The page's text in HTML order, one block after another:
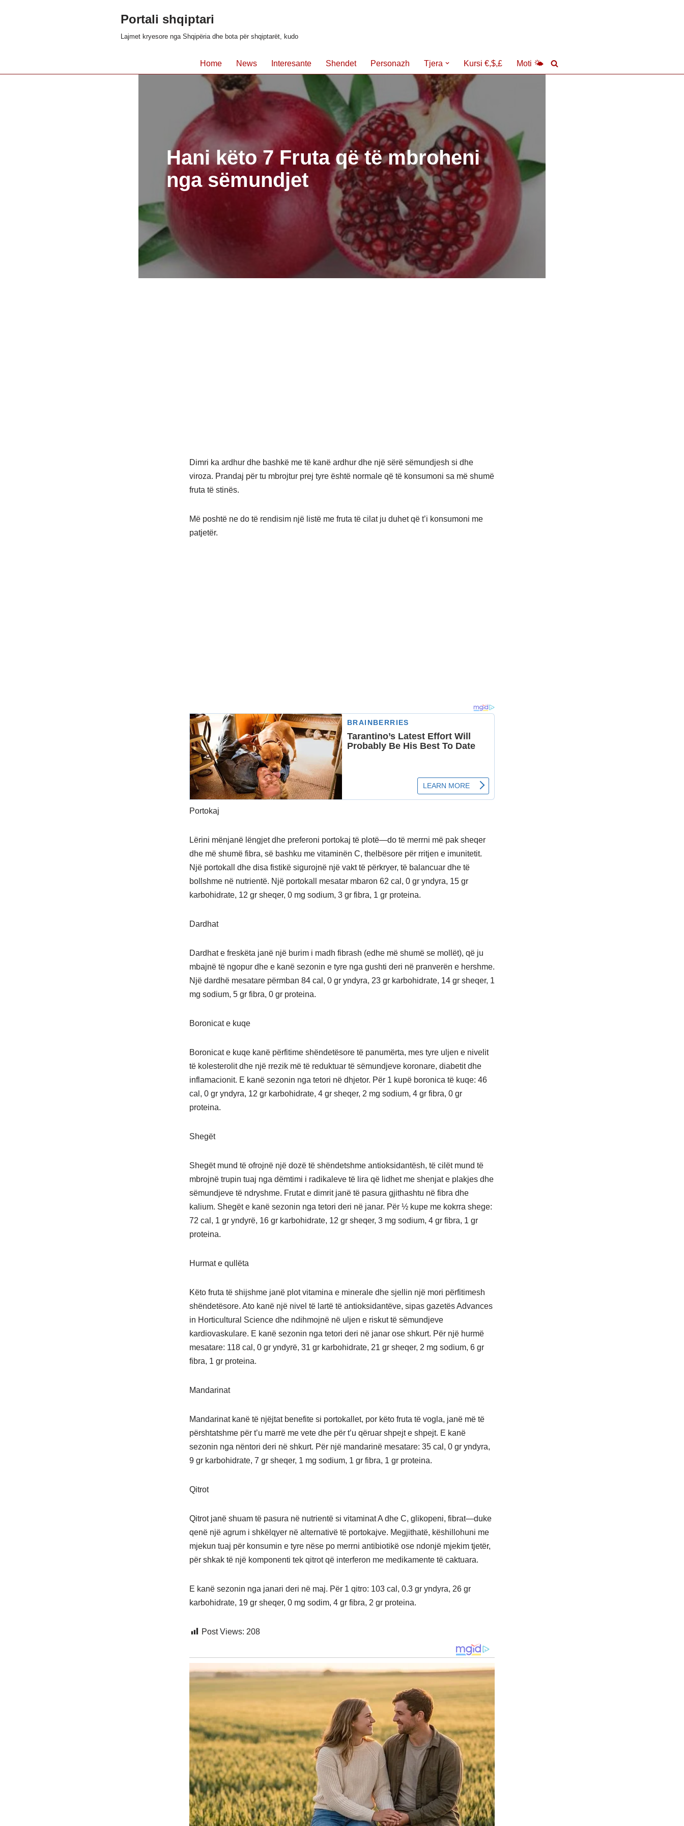
Portali shqiptari
Lajmet kryesore nga Shqipëria dhe bota për shqiptarët, kudo
Home News Interesante Shendet Personazh Tjera Kursi €,$,£ Moti 🌤
Hani këto 7 Fruta që të mbroheni
nga sëmundjet
Dimri ka ardhur dhe bashkë me të kanë ardhur dhe një sërë sëmundjesh si dhe
viroza. Prandaj për tu mbrojtur prej tyre është normale që të konsumoni sa më shumë
fruta të stinës.
Më poshtë ne do të rendisim një listë me fruta të cilat ju duhet që t’i konsumoni me
patjetër.
Portokaj
Lërini mënjanë lëngjet dhe preferoni portokaj të plotë—do të merrni më pak sheqer
dhe më shumë fibra, së bashku me vitaminën C, thelbësore për rritjen e imunitetit.
Një portokall dhe disa fistikë sigurojnë një vakt të përkryer, të balancuar dhe të
bollshme në nutrientë. Një portokall mesatar mbaron 62 cal, 0 gr yndyra, 15 gr
karbohidrate, 12 gr sheqer, 0 mg sodium, 3 gr fibra, 1 gr proteina.
Dardhat
Dardhat e freskëta janë një burim i madh fibrash (edhe më shumë se mollët), që ju
mbajnë të ngopur dhe e kanë sezonin e tyre nga gushti deri në pranverën e hershme.
Një dardhë mesatare përmban 84 cal, 0 gr yndyra, 23 gr karbohidrate, 14 gr sheqer, 1
mg sodium, 5 gr fibra, 0 gr proteina.
Boronicat e kuqe
Boronicat e kuqe kanë përfitime shëndetësore të panumërta, mes tyre uljen e nivelit
të kolesterolit dhe një rrezik më të reduktuar të sëmundjeve koronare, diabetit dhe
inflamacionit. E kanë sezonin nga tetori në dhjetor. Për 1 kupë boronica të kuqe: 46
cal, 0 gr yndyra, 12 gr karbohidrate, 4 gr sheqer, 2 mg sodium, 4 gr fibra, 0 gr
proteina.
Shegët
Shegët mund të ofrojnë një dozë të shëndetshme antioksidantësh, të cilët mund të
mbrojnë trupin tuaj nga dëmtimi i radikaleve të lira që lidhet me shenjat e plakjes dhe
sëmundjeve të ndryshme. Frutat e dimrit janë të pasura gjithashtu në fibra dhe
kalium. Shegët e kanë sezonin nga tetori deri në janar. Për ½ kupe me kokrra shege:
72 cal, 1 gr yndyrë, 16 gr karbohidrate, 12 gr sheqer, 3 mg sodium, 4 gr fibra, 1 gr
proteina.
Hurmat e qullëta
Këto fruta të shijshme janë plot vitamina e minerale dhe sjellin një mori përfitimesh
shëndetësore. Ato kanë një nivel të lartë të antioksidantëve, sipas gazetës Advances
in Horticultural Science dhe ndihmojnë në uljen e riskut të sëmundjeve
kardiovaskulare. E kanë sezonin nga tetori deri në janar ose shkurt. Për një hurmë
mesatare: 118 cal, 0 gr yndyrë, 31 gr karbohidrate, 21 gr sheqer, 2 mg sodium, 6 gr
fibra, 1 gr proteina.
Mandarinat
Mandarinat kanë të njëjtat benefite si portokallet, por këto fruta të vogla, janë më të
përshtatshme për t’u marrë me vete dhe për t’u qëruar shpejt e shpejt. E kanë
sezonin nga nëntori deri në shkurt. Për një mandarinë mesatare: 35 cal, 0 gr yndyra,
9 gr karbohidrate, 7 gr sheqer, 1 mg sodium, 1 gr fibra, 1 gr proteina.
Qitrot
Qitrot janë shuam të pasura në nutrientë si vitaminat A dhe C, glikopeni, fibrat—duke
qenë një agrum i shkëlqyer në alternativë të portokajve. Megjithatë, këshillohuni me
mjekun tuaj për konsumin e tyre nëse po merrni antibiotikë ose ndonjë mjekim tjetër,
për shkak të një komponenti tek qitrot që interferon me medikamente të caktuara.
E kanë sezonin nga janari deri në maj. Për 1 qitro: 103 cal, 0.3 gr yndyra, 26 gr
karbohidrate, 19 gr sheqer, 0 mg sodim, 4 gr fibra, 2 gr proteina.
Post Views: 208